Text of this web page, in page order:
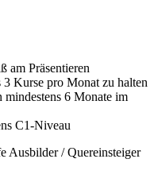
am Präsentieren
Kurse pro Monat zu halten
6 Monate im
C1-Niveau
Ausbilder / Quereinsteiger